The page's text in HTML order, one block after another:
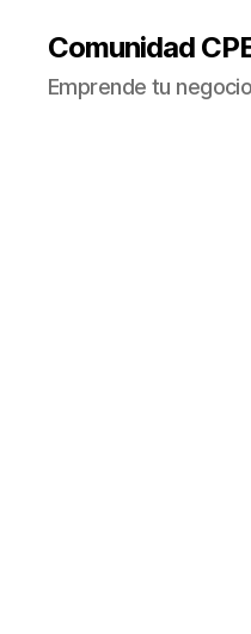
Comunidad
Emprende tu